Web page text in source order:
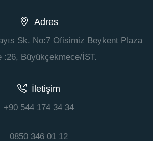
Adres
Sk. No:7 Ofisimiz Beykent Plaza
:26, Büyükçekmece/İST.
İletişim
+90 544 174 34 34
0850 346 01 12